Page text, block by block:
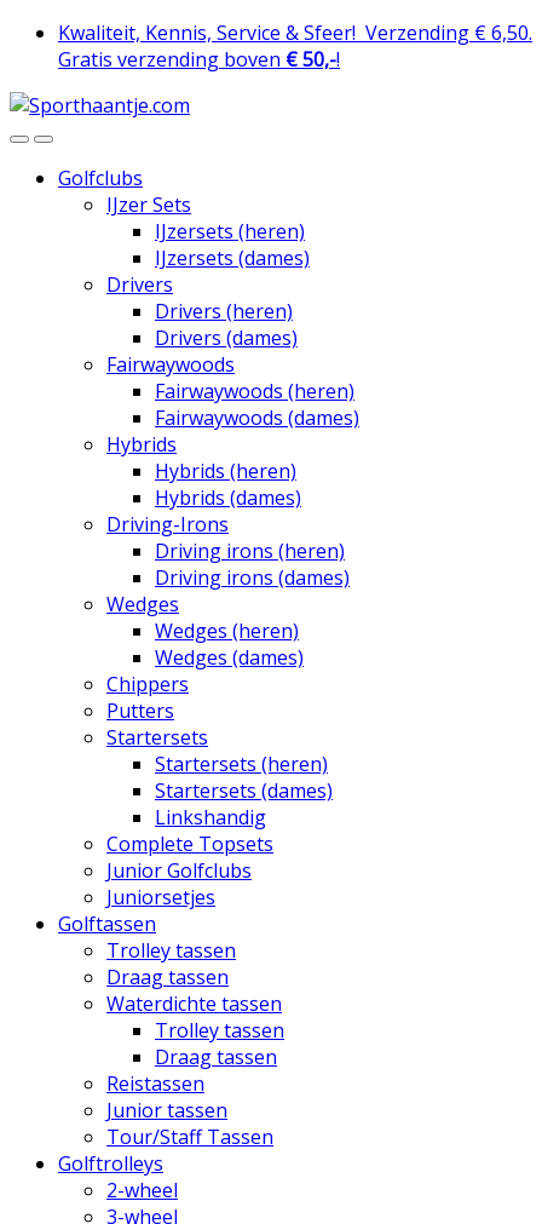
Skip
Skip Kwaliteit, Kennis, Service & Sfeer! Verzending € 6,50.
Gratis verzending boven € 50,-!
Golfclubs
IJzer Sets
IJzersets (heren)
IJzersets (dames)
Drivers
Drivers (heren)
Drivers (dames)
Fairwaywoods
Fairwaywoods (heren)
Fairwaywoods (dames)
Hybrids
Hybrids (heren)
Hybrids (dames)
Driving-Irons
Driving irons (heren)
Driving irons (dames)
Wedges
Wedges (heren)
Wedges (dames)
Chippers
Putters
Startersets
Startersets (heren)
Startersets (dames)
Linkshandig
Complete Topsets
Junior Golfclubs
Juniorsetjes
Golftassen
Trolley tassen
Draag tassen
Waterdichte tassen
Trolley tassen
Draag tassen
Reistassen
Junior tassen
Tour/Staff Tassen
Golftrolleys
2-wheel
3-wheel